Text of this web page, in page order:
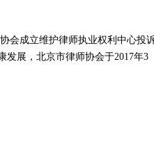
成立维护律师执业权利中心投
展，北京市律师协会于2017年3